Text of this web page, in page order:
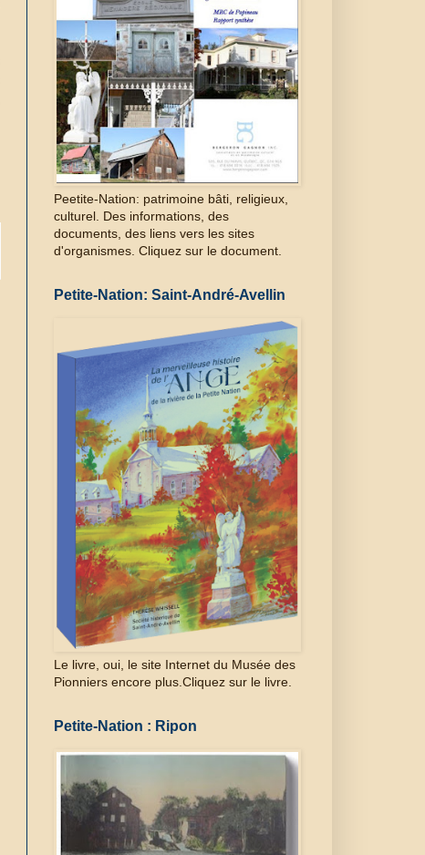
Peetite-Nation: patrimoine bâti, religieux,
culturel. Des informations, des
documents, des liens vers les sites
d'organismes. Cliquez sur le document.
Petite-Nation: Saint-André-Avellin
Le livre, oui, le site Internet du Musée des
Pionniers encore plus.Cliquez sur le livre.
Petite-Nation : Ripon